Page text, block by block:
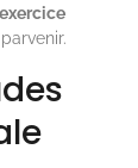
exercice